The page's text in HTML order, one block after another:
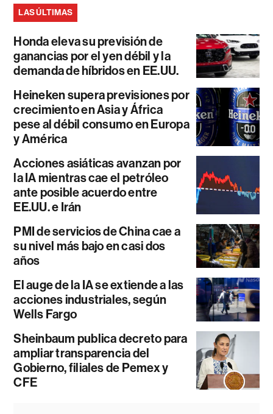
LAS ÚLTIMAS
Honda eleva su previsión de
ganancias por el yen débil y la
demanda de híbridos en EE.UU.
Heineken supera previsiones por
crecimiento en Asia y África
pese al débil consumo en Europa
y América
Acciones asiáticas avanzan por
la IA mientras cae el petróleo
ante posible acuerdo entre
EE.UU. e Irán
PMI de servicios de China cae a
su nivel más bajo en casi dos
años
El auge de la IA se extiende a las
acciones industriales, según
Wells Fargo
Sheinbaum publica decreto para
ampliar transparencia del
Gobierno, filiales de Pemex y
CFE